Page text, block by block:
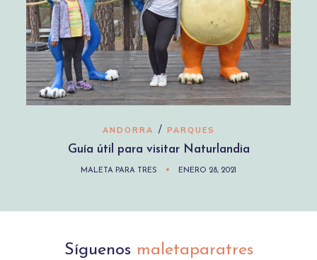
ANDORRA / PARQUES
Guía útil para visitar Naturlandia
MALETA PARA TRES ENERO 28, 2021
Síguenos maletaparatres